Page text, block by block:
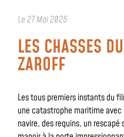
Le27 Mai 2025
LES CHASSES
ZAROFF
Les tous premiers instants du
une catastrophe maritime
navire, des requins, un rescapé